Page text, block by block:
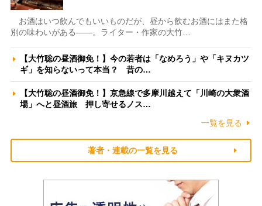
お酒はいつ飲んでもいいものだが、昼から飲むお酒にはまた格
別の味わいがある――。ライター・作家の大竹…
【大竹聡の昼酒御免！】今の若者は「なめろう」や「キヌカツ
ギ」を知らないって本当？ 昔の…
【大竹聡の昼酒御免！】京急線で多摩川越えて「川崎の大衆酒
場」へと昼酒旅 押し寄せるノス…
一覧を見る
著者・連載の一覧を見る